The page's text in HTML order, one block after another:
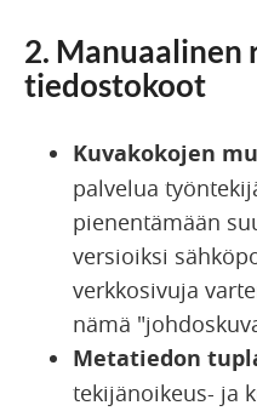
2.
tiedostokoot
Kuvakokojen
palvelua
pienentämään
versioiksi
verkkosivuja
nämä
Metatiedon
tekijänoikeus- ja